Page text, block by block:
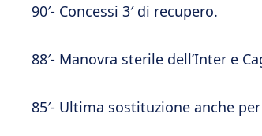
90′- Concessi 3′ di recupero.
88′- Manovra sterile dell’Inter e
85′- Ultima sostituzione anche